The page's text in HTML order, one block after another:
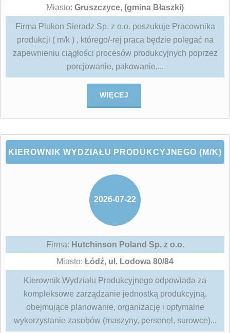
Miasto: Gruszczyce, (gmina Błaszki)
Firma Plukon Sieradz Sp. z o.o. poszukuje Pracownika
produkcji ( m/k ) , którego/-rej praca będzie polegać na
zapewnieniu ciągłości procesów produkcyjnych poprzez
porcjowanie, pakowanie,...
WIĘCEJ
KIEROWNIK WYDZIAŁU PRODUKCYJNEGO (M/K)
2026-07-22
Firma: Hutchinson Poland Sp. z o.o.
Miasto: Łódź, ul. Lodowa 80/84
Kierownik Wydziału Produkcyjnego odpowiada za
kompleksowe zarządzanie jednostką produkcyjną,
obejmujące planowanie, organizację i optymalne
wykorzystanie zasobów (maszyny, personel, surowce)...